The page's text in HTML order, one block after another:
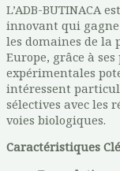
L’ADB-BUTINACA
innovant qui
les domaines de la
Europe, grâce à
expérimentales
intéressent
sélectives avec les
voies biologiques.
Caractéristiques